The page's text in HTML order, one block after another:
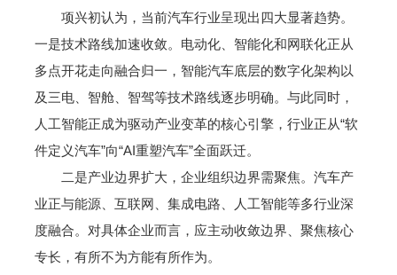
项兴初认为，当前汽车行业呈现出四大显著趋势。
一是技术路线加速收敛。电动化、智能化和网联化正从
多点开花走向融合归一，智能汽车底层的数字化架构以
及三电、智舱、智驾等技术路线逐步明确。与此同时，
人工智能正成为驱动产业变革的核心引擎，行业正从“软
件定义汽车”向“AI重塑汽车”全面跃迁。
二是产业边界扩大，企业组织边界需聚焦。汽车产
业正与能源、互联网、集成电路、人工智能等多行业深
度融合。对具体企业而言，应主动收敛边界、聚焦核心
专长，有所不为方能有所作为。